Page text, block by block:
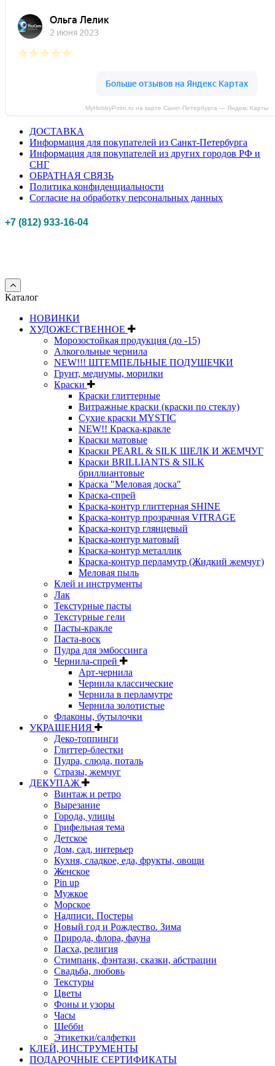
MyHobbyPoint.ru на карте Санкт‑Петербурга — Яндекс Карты
ДОСТАВКА
Информация для покупателей из Санкт-Петербурга
Информация для покупателей из других городов РФ и
СНГ
ОБРАТНАЯ СВЯЗЬ
Политика конфиденциальности
Согласие на обработку персональных данных
+7 (812) 933-16-04
Каталог
НОВИНКИ
ХУДОЖЕСТВЕННОЕ
Морозостойкая продукция (до -15)
Алкогольные чернила
NEW!!! ШТЕМПЕЛЬНЫЕ ПОДУШЕЧКИ
Грунт, медиумы, морилки
Краски
Краски глиттерные
Витражные краски (краски по стеклу)
Сухие краски MYSTIC
NEW!! Краска-кракле
Краски матовые
Краски PEARL & SILK ШЕЛК И ЖЕМЧУГ
Краски BRILLIANTS & SILK
бриллиантовые
Краска "Меловая доска"
Краска-спрей
Краска-контур глиттерная SHINE
Краска-контур прозрачная VITRAGE
Краска-контур глянцевый
Краска-контур матовый
Краска-контур металлик
Краска-контур перламутр (Жидкий жемчуг)
Меловая пыль
Клей и инструменты
Лак
Текстурные пасты
Текстурные гели
Пасты-кракле
Паста-воск
Пудра для эмбоссинга
Чернила-спрей
Арт-чернила
Чернила классические
Чернила в перламутре
Чернила золотистые
Флаконы, бутылочки
УКРАШЕНИЯ
Деко-топпинги
Глиттер-блестки
Пудра, слюда, поталь
Стразы, жемчуг
ДЕКУПАЖ
Винтаж и ретро
Вырезание
Города, улицы
Грифельная тема
Детское
Дом, сад, интерьер
Кухня, сладкое, еда, фрукты, овощи
Женское
Pin up
Мужкое
Морское
Надписи. Постеры
Новый год и Рождество. Зима
Природа, флора, фауна
Пасха, религия
Стимпанк, фэнтази, сказки, абстрации
Свадьба, любовь
Текстуры
Цветы
Фоны и узоры
Часы
Шебби
Этикетки/салфетки
КЛЕЙ, ИНСТРУМЕНТЫ
ПОДАРОЧНЫЕ СЕРТИФИКАТЫ